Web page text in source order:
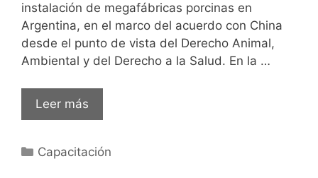
instalación de megafábricas porcinas en
Argentina, en el marco del acuerdo con China
desde el punto de vista del Derecho Animal,
Ambiental y del Derecho a la Salud. En la …
Leer más
Instalación
megafábricas
Categorías
Capacitación